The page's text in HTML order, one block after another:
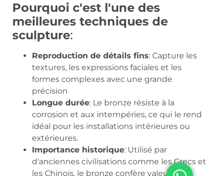
Pourquoi c'est l'une des
meilleures techniques de
sculpture:
Reproduction de détails fins: Capture les
textures, les expressions faciales et les
formes complexes avec une grande
précision
Longue durée: Le bronze résiste à la
corrosion et aux intempéries, ce qui le rend
idéal pour les installations intérieures ou
extérieures.
Importance historique: Utilisé par
d'anciennes civilisations comme les Grecs et
les Chinois, le bronze confère valeur et